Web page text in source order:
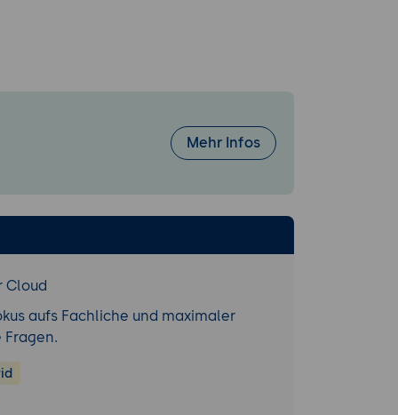
Mehr Infos
Cloud
aufs Fachliche und maximaler
Fragen.